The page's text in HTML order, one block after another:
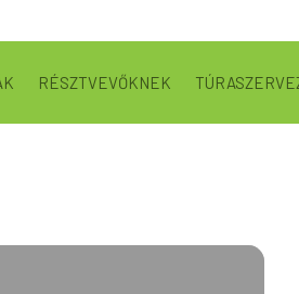
RÉSZTVEVŐKNEK